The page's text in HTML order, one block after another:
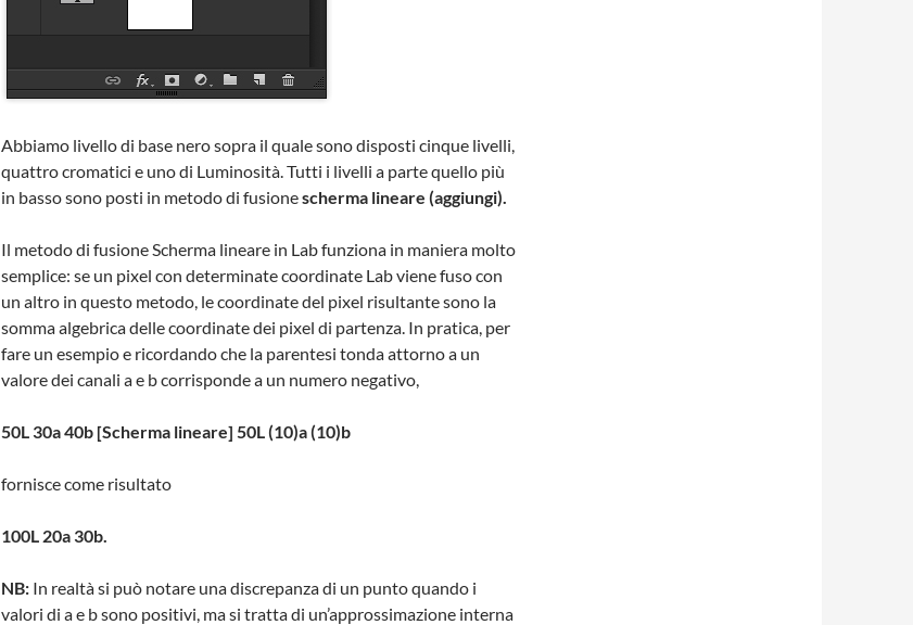
Abbiamo livello di base nero sopra il quale sono disposti cinque livelli,
quattro cromatici e uno di Luminosità. Tutti i livelli a parte quello più
in basso sono posti in metodo di fusionescherma lineare (aggiungi).
Il metodo di fusione Scherma lineare in Lab funziona in maniera molto
semplice: se un pixel con determinate coordinate Lab viene fuso con
un altro in questo metodo, le coordinate del pixel risultante sono la
somma algebrica delle coordinate dei pixel di partenza. In pratica, per
fare un esempio e ricordando che la parentesi tonda attorno a un
valore dei canali a e b corrisponde a un numero negativo,
50L 30a 40b [Scherma lineare] 50L (10)a (10)b
fornisce come risultato
100L 20a 30b.
NB: In realtà si può notare una discrepanza di un punto quando i
valori di a e b sono positivi, ma si tratta di un’approssimazione interna